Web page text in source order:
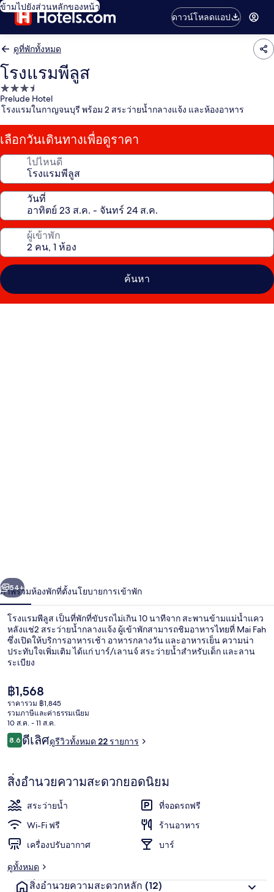
ข้ามไปยังส่วนหลักของหน้า
ดาวน์โหลดแอป
ดูที่พักทั้งหมด
โรงแรมพีลูส
ที่พัก
3.5
Prelude Hotel
โรงแรมในกาญจนบุรี พร้อม 2 สระว่ายน้ำกลางแจ้ง และห้องอาหาร
เลือกวันเดินทางเพื่อดูราคา
ไปไหนดี
วันที่
ผู้เข้าพัก
ค้นหา
า
ถัดไป
54+
ภาพรวมห้องพักที่ตั้งนโยบายการเข้าพัก
โรงแรมพีลูส เป็นที่พักที่ขับรถไม่เกิน 10 นาทีจาก สะพานข้ามแม่น้ำแคว
หลังแช่2 สระว่ายน้ำกลางแจ้ง ผู้เข้าพักสามารถชิมอาหารไทยที่ Mai Fah
ซึ่งเปิดให้บริการอาหารเช้า อาหารกลางวัน และอาหารเย็น ความน่า
ประทับใจเพิ่มเติม ได้แก่ บาร์/เลานจ์ สระว่ายน้ำสำหรับเด็ก และลาน
ระเบียง
ราคา
ปัจจุบัน
฿1,568
฿1,568
ราคารวม ฿1,845
รวมภาษีและค่าธรรมเนียม
10 ส.ค. - 11 ส.ค.
รีวิว
8.68.6 จาก 10
ดีเลิศดูรีวิวทั้งหมด 22 รายการ
สิ่งอำนวยความสะดวกยอดนิยม
สระว่ายน้ำ
ที่จอดรถฟรี
Wi-Fi ฟรี
ร้านอาหาร
เครื่องปรับอากาศ
บาร์
ดูทั้งหมด
สิ่งอำนวยความสะดวกหลัก (12)